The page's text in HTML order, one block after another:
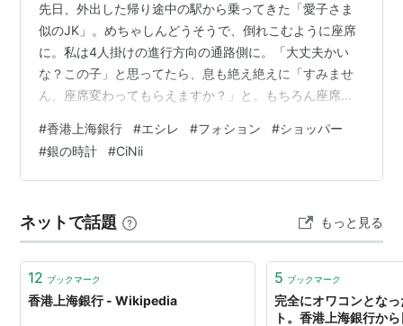
ロスチャイルド系企業群の金融（商業銀行）の中核をな
している。
日本において
通称：ホンシャン銀行。
日本では現存する最も古い銀行(1886年)であり開国間も
現在は東京と大阪に支店を置いている。
全国銀行協会（全銀協）準会員となっている。（平成21
年6月28日現在）
日本の金融機関共同コード
（銀行コード）
先日、外出した帰り途中の駅から乗ってきた「愛子さま
似のJK」。めちゃしんどうそうで、倒れこむように座席
に。私は4人掛けの進行方向の通路側に。「大丈夫かい
な？この子」と思ってたら、息も絶え絶えに「すみませ
ん、座席変わってもらえますか？」と。もちろん座席は
うで私は、悩んだよ。この子の駅まで一緒に乗って行っ
て、親御さんに連絡したげる方がいいのか？と。でもち
ょっと目を開けたり体を起こしたりしｔるので、もうす
がとうございます」と。長年の癖で、ついつい生徒さん
に思えてしまう。 久しぶりの銀の時計。 フォショ…
#香港上海銀行 #エシレ #フォション #ショッパー
#銀の時計 #CiNii
ネットで話題 もっと見る
12 ブックマーク
香港上海銀行 - Wikipedia
5 ブックマーク
完全にオワコンとな
ト。香港上海銀行か